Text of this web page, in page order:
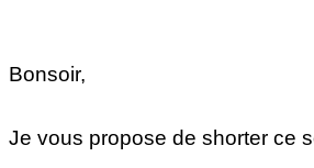
Bonsoir,
Je vous propose de shorter ce